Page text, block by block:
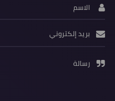
الاسم
بريد إلكتروني
رسالة